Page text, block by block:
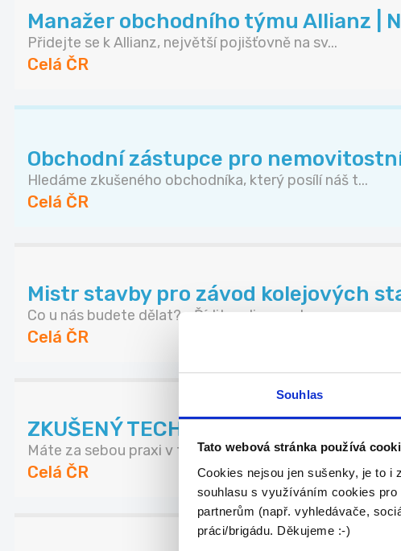
Souhlas
Tato webová stránka používá
Cookies nejsou jen sušenky, je to i
souhlasu s využíváním cookies
partnerům (např. vyhledávače,
práci/brigádu. Děkujeme :-)
Manažer obchodního týmu Allianz |
Přidejte se k Allianz, největší pojišťovně na sv...
Celá ČR
Obchodní zástupce pro
Hledáme zkušeného obchodníka, který posílí náš t...
Celá ČR
Mistr stavby pro závod kolejových
Co u nás budete dělat? - Řídit realizace sta...
Celá ČR
ZKUŠENÝ TECHNICKÝ NÁKUPČÍ | AŽ
Máte za sebou praxi v technickém nákupu a domluv...
Celá ČR